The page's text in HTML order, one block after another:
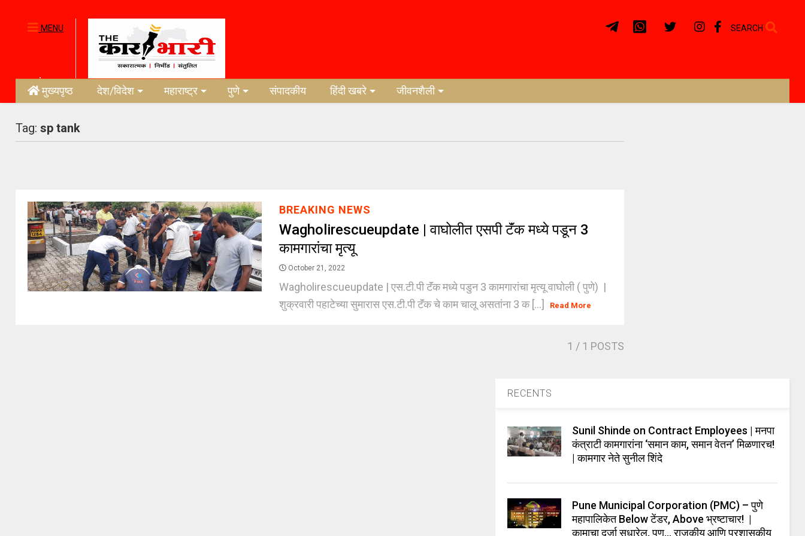
MENU SEARCH
मुख्यपृष्ठ देश/विदेश महाराष्ट्र पुणे संपादकीय हिंदी खबरे जीवनशैली
Tag:sp tank
BREAKING NEWS
Wagholirescueupdate | वाघोलीत एसपी टॅंक मध्ये पडून 3
कामगारांचा मृत्यू
October 21, 2022
Wagholirescueupdate | एस.टी.पी टॅंक मध्ये पडुन 3 कामगारांचा मृत्यू वाघोली ( पुणे) |
शुक्रवारी पहाटेच्या सुमारास एस.टी.पी टॅंक चे काम चालू असतांना 3 क [...]
Read More
1 / 1 POSTS
RECENTS
Sunil Shinde on Contract Employees | मनपा
कंत्राटी कामगारांना ‘समान काम, समान वेतन’ मिळणारच!
| कामगार नेते सुनील शिंदे
Pune Municipal Corporation (PMC) – पुणे
महापालिकेत Below टेंडर, Above भ्रष्टाचार! |
कामाचा दर्जा सुधारेल, पण… राजकीय आणि प्रशासकीय